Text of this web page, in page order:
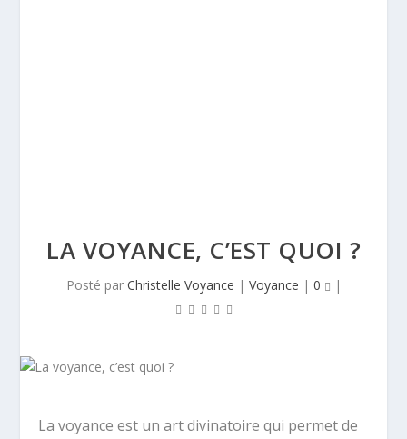
LA VOYANCE, C’EST QUOI ?
Posté par Christelle Voyance | Voyance | 0 |
La voyance est un art divinatoire qui permet de